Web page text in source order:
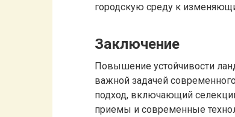
городскую среду к
Заключение
Повышение устойчивости
важной задачей
подход, включающий
приемы и современные